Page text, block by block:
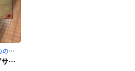
源泉掛け流し温泉久留米 游心の湯のサ活
ハーゲンダッツ クリスプサンド ザ・キャラメル